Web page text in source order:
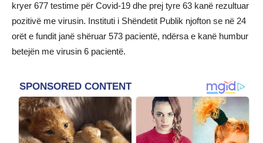
kryer 677 testime për Covid-19 dhe prej tyre 63 kanë rezultuar
pozitivë me virusin. Instituti i Shëndetit Publik njofton se në 24
orët e fundit janë shëruar 573 pacientë, ndërsa e kanë humbur
betejën me virusin 6 pacientë.